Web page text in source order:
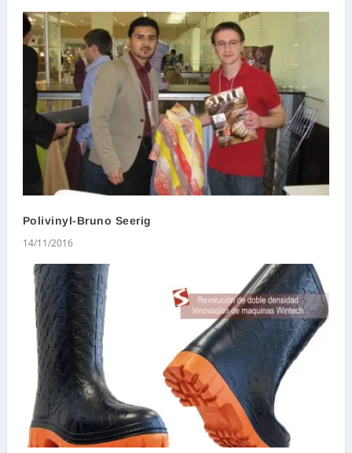
Polivinyl-Bruno Seerig
14/11/2016